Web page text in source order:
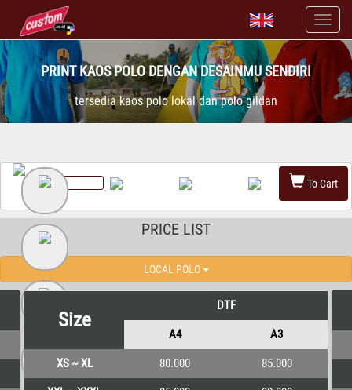
PRINT KAOS POLO DENGAN DESAINMU SENDIRI
tersedia kaos polo lokal dan polo gildan
To Cart
PRICE LIST
LOCAL POLO
Size
DTF
A4 A3
XS ~ XL 80.000 85.000